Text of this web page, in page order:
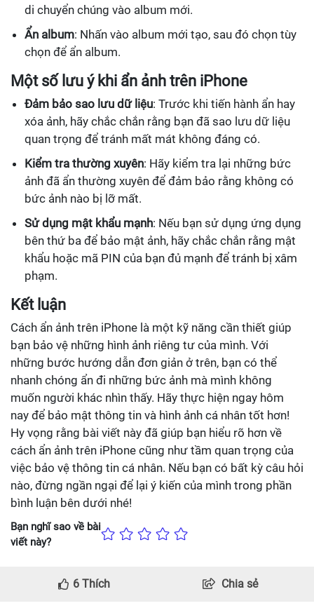
di chuyển chúng vào album mới.
Ẩn album: Nhấn vào album mới tạo, sau đó chọn tùy
chọn để ẩn album.
Một số lưu ý khi ẩn ảnh trên iPhone
Đảm bảo sao lưu dữ liệu: Trước khi tiến hành ẩn hay
xóa ảnh, hãy chắc chắn rằng bạn đã sao lưu dữ liệu
quan trọng để tránh mất mát không đáng có.
Kiểm tra thường xuyên: Hãy kiểm tra lại những bức
ảnh đã ẩn thường xuyên để đảm bảo rằng không có
bức ảnh nào bị lỡ mất.
Sử dụng mật khẩu mạnh: Nếu bạn sử dụng ứng dụng
bên thứ ba để bảo mật ảnh, hãy chắc chắn rằng mật
khẩu hoặc mã PIN của bạn đủ mạnh để tránh bị xâm
phạm.
Kết luận
Cách ẩn ảnh trên iPhone là một kỹ năng cần thiết giúp
bạn bảo vệ những hình ảnh riêng tư của mình. Với
những bước hướng dẫn đơn giản ở trên, bạn có thể
nhanh chóng ẩn đi những bức ảnh mà mình không
muốn người khác nhìn thấy. Hãy thực hiện ngay hôm
nay để bảo mật thông tin và hình ảnh cá nhân tốt hơn!
Hy vọng rằng bài viết này đã giúp bạn hiểu rõ hơn về
cách ẩn ảnh trên iPhone cũng như tầm quan trọng của
việc bảo vệ thông tin cá nhân. Nếu bạn có bất kỳ câu hỏi
nào, đừng ngần ngại để lại ý kiến của mình trong phần
bình luận bên dưới nhé!
Bạn nghĩ sao về bài
viết này?
6 Thích Chia sẻ